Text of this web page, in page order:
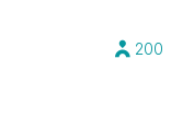
200